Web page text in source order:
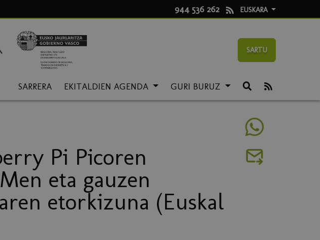
944 536 262 EUSKARA
SARTU
SARRERA EKITALDIEN AGENDA GURI BURUZ
Pi Picoren
eta gauzen
etorkizuna (Euskal